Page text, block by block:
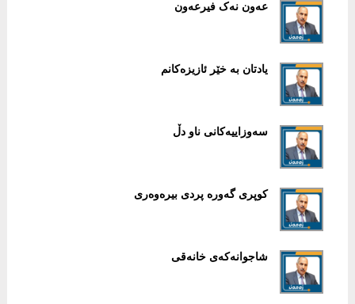
عەون نەک فیرعەون
یادتان بە خێر ئازیزەکانم
سەوزاییەکانی ناو دڵ
کوپری گەورە پردی بیرەوەری
شاجوانەکەی خانەقی